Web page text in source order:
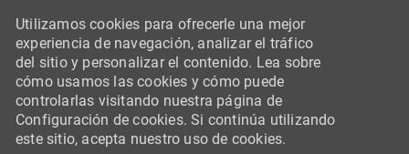
Utilizamos cookies para ofrecerle una mejor
experiencia de navegación, analizar el tráfico
del sitio y personalizar el contenido. Lea sobre
cómo usamos las cookies y cómo puede
controlarlas visitando nuestra página de
Configuración de cookies. Si continúa utilizando
este sitio, acepta nuestro uso de cookies.